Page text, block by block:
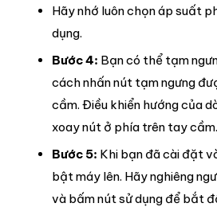
Hãy nhớ luôn chọn áp suất
dụng.
Bước 4: Bạn có thể tạm
cách nhấn nút tạm ngưng
cầm. Điều khiển hướng của
xoay nút ở phía trên tay cầm.
Bước 5: Khi bạn đã cài đặt
bật máy lên. Hãy nghiêng
và bấm nút sử dụng để bắt